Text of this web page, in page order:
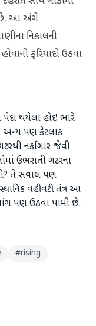
છે. આ અંગે
નિકાલની
ફરિયાદો ઉઠવા
પેદા થયેલા હોઇ ભારે
અન્ય પણ કેટલાક
નર્કાગાર જેવી
ઉભરાતી ગટરના
તે સવાલ પણ
વહીવટી તંત્ર આ
પણ ઉઠવા પામી છે.
#rising